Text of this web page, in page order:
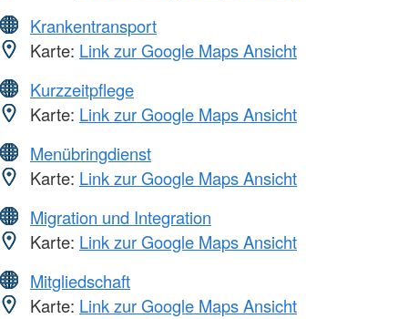
Krankentransport
Karte: Link zur Google Maps Ansicht
Kurzzeitpflege
Karte: Link zur Google Maps Ansicht
Menübringdienst
Karte: Link zur Google Maps Ansicht
Migration und Integration
Karte: Link zur Google Maps Ansicht
Mitgliedschaft
Karte: Link zur Google Maps Ansicht